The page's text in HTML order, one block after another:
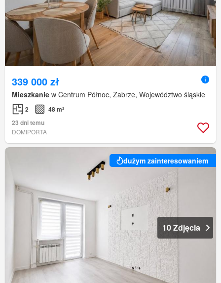
339 000 zł
Mieszkanie w Centrum Północ, Zabrze, Województwo śląskie
2
48 m²
23 dni temu
DOMIPORTA
dużym zainteresowaniem
10 Zdjęcia